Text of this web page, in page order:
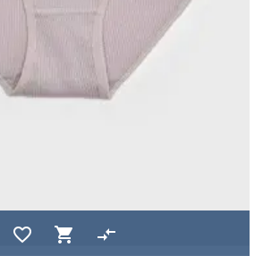
favorite_border shopping_cart compare_arrows